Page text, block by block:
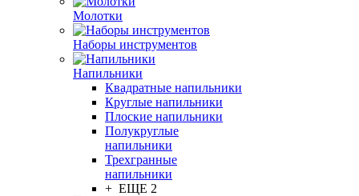
Молотки
Наборы инструментов
Напильники
Квадратные напильники
Круглые напильники
Плоские напильники
Полукруглые
напильники
Трехгранные
напильники
+ ЕЩЕ 2